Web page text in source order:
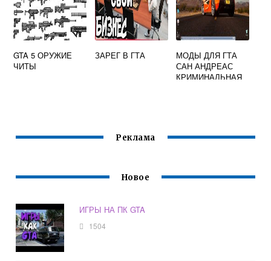
GTA 5 ОРУЖИЕ
ЧИТЫ
ЗАРЕГ В ГТА
МОДЫ ДЛЯ ГТА
САН АНДРЕАС
КРИМИНАЛЬНАЯ
Реклама
Новое
ИГРЫ НА ПК GTA
1504